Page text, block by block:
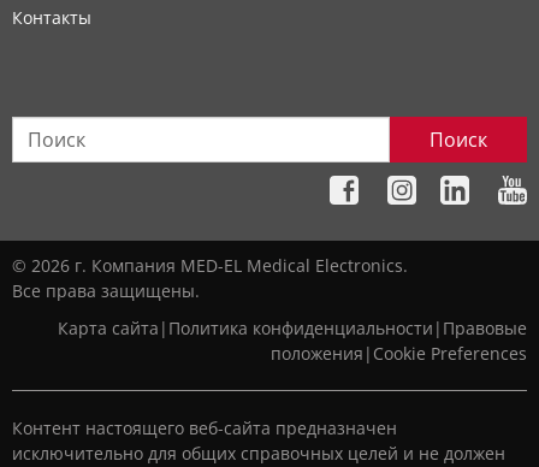
Контакты
Поиск
© 2026 г. Компания MED-EL Medical Electronics.
Все права защищены.
Карта сайта | Политика конфиденциальности | Правовые
положения | Cookie Preferences
Контент настоящего веб-сайта предназначен
исключительно для общих справочных целей и не должен